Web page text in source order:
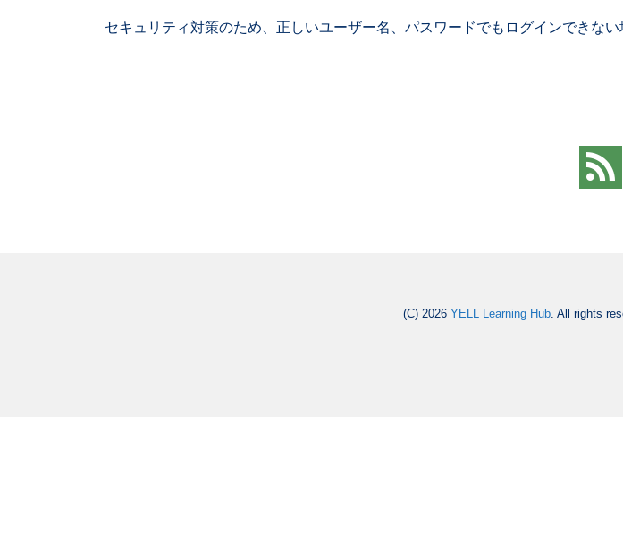
セキュリティ対策のため、正しいユーザー名、パスワードでもログインできな
(C) 2026 YELL Learning Hub. All rights